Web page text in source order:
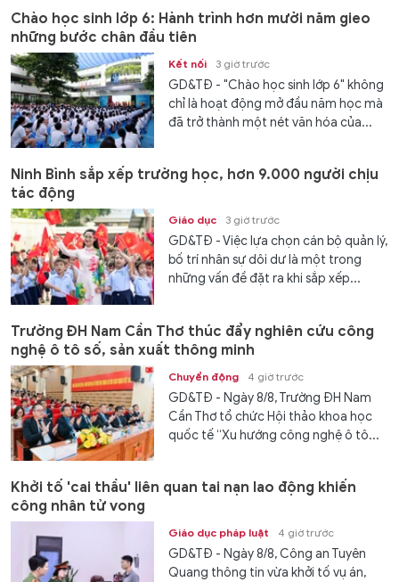
Chào học sinh lớp 6: Hành trình hơn mười năm gieo
những bước chân đầu tiên
Kết nối 3 giờ trước
GD&TĐ - "Chào học sinh lớp 6" không
chỉ là hoạt động mở đầu năm học mà
đã trở thành một nét văn hóa của...
Ninh Bình sắp xếp trường học, hơn 9.000 người chịu
tác động
Giáo dục 3 giờ trước
GD&TĐ - Việc lựa chọn cán bộ quản lý,
bố trí nhân sự dôi dư là một trong
những vấn đề đặt ra khi sắp xếp...
Trường ĐH Nam Cần Thơ thúc đẩy nghiên cứu công
nghệ ô tô số, sản xuất thông minh
Chuyển động 4 giờ trước
GD&TĐ - Ngày 8/8, Trường ĐH Nam
Cần Thơ tổ chức Hội thảo khoa học
quốc tế “Xu hướng công nghệ ô tô...
Khởi tố 'cai thầu' liên quan tai nạn lao động khiến
công nhân tử vong
Giáo dục pháp luật 4 giờ trước
GD&TĐ - Ngày 8/8, Công an Tuyên
Quang thông tin vừa khởi tố vụ án,